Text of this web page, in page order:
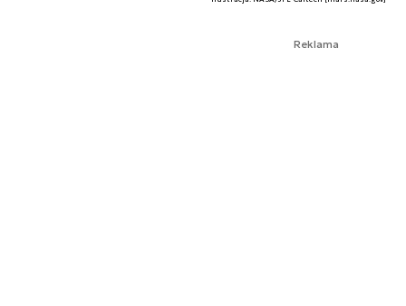
Reklama